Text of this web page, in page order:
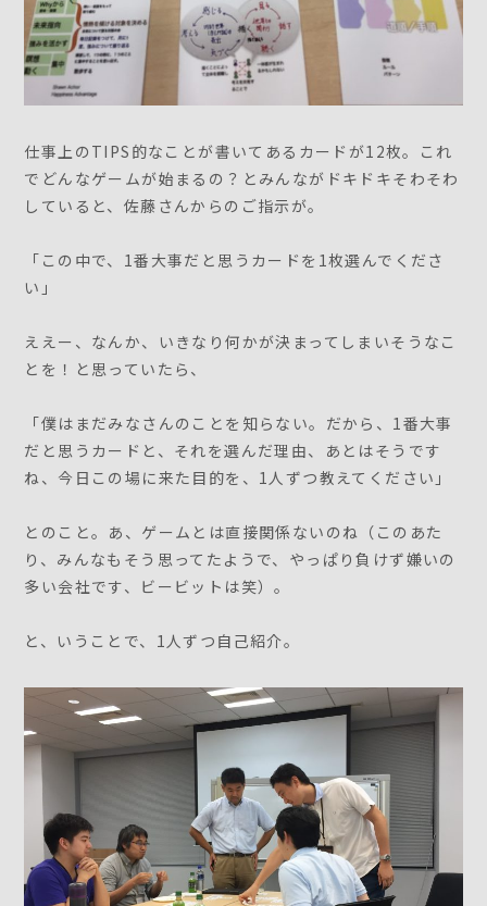
仕事上のTIPS的なことが書いてあるカードが12枚。これ
でどんなゲームが始まるの？とみんながドキドキそわそわ
していると、佐藤さんからのご指示が。
「この中で、1番大事だと思うカードを1枚選んでくださ
い」
ええー、なんか、いきなり何かが決まってしまいそうなこ
とを！と思っていたら、
「僕はまだみなさんのことを知らない。だから、1番大事
だと思うカードと、それを選んだ理由、あとはそうです
ね、今日この場に来た目的を、1人ずつ教えてください」
とのこと。あ、ゲームとは直接関係ないのね（このあた
り、みんなもそう思ってたようで、やっぱり負けず嫌いの
多い会社です、ビービットは笑）。
と、いうことで、1人ずつ自己紹介。